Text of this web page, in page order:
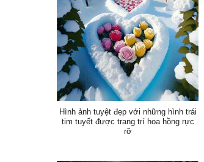
Hình ảnh tuyệt đẹp với những hình trái
tim tuyết được trang trí hoa hồng rực
rỡ